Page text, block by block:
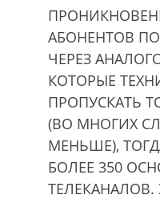
АБОНЕНТОВ
ЧЕРЕЗ
КОТОРЫЕ
ПРОПУСКАТЬ
(ВО МНОГИХ
МЕНЬШЕ),
БОЛЕЕ 350